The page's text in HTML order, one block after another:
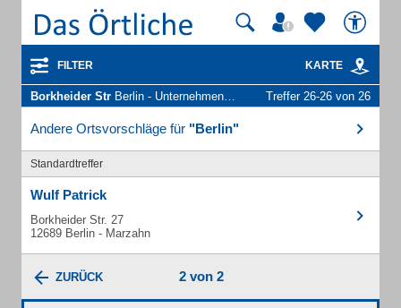
FILTER KARTE
Borkheider Str Berlin - Unternehmen und Personen Treffer 26-26 von 26
Andere Ortsvorschläge für "Berlin"
Standardtreffer
Wulf Patrick
Borkheider Str. 27
12689 Berlin - Marzahn
ZURÜCK 2 von 2